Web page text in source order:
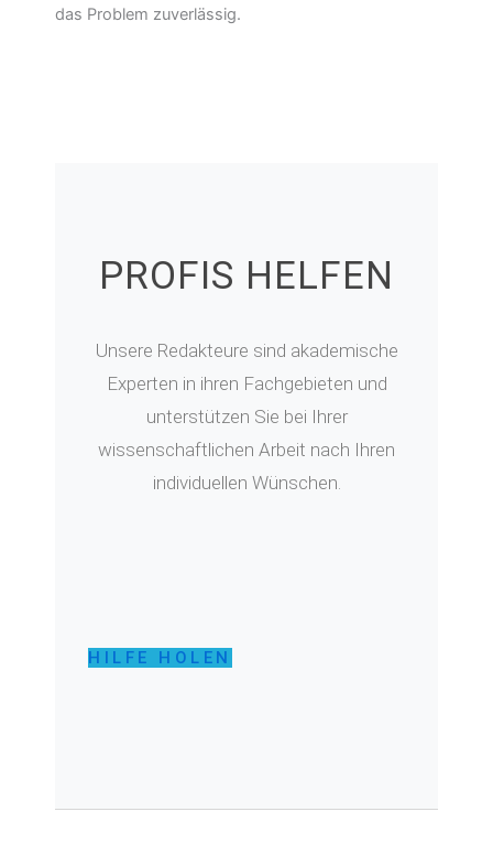
das Problem zuverlässig.
PROFIS HELFEN
Unsere Redakteure sind akademische
Experten in ihren Fachgebieten und
unterstützen Sie bei Ihrer
wissenschaftlichen Arbeit nach Ihren
individuellen Wünschen.
HILFE HOLEN